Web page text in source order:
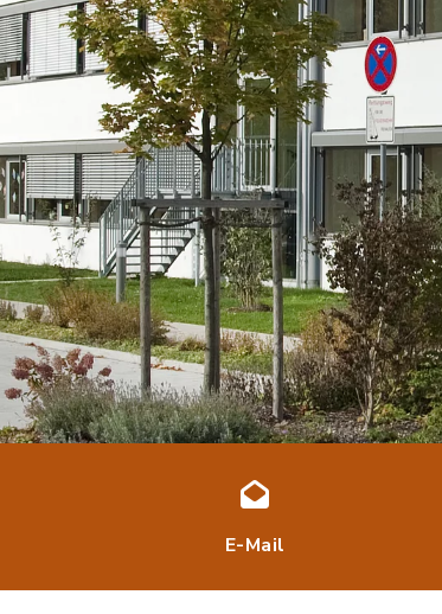
E-Mail